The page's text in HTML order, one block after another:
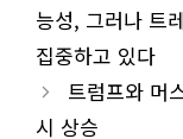
능성, 그러나 트
집중하고 있다
트럼프와 머
시 상승